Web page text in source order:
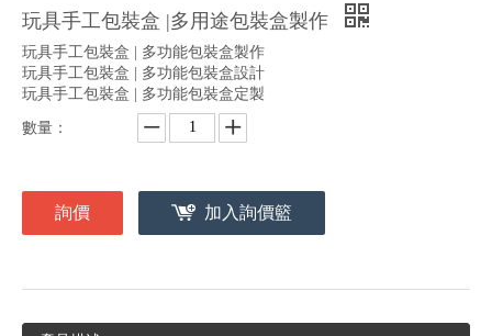
玩具手工包裝盒 |多用途包裝盒製作
玩具手工包裝盒 | 多功能包裝盒製作
玩具手工包裝盒 | 多功能包裝盒設計
玩具手工包裝盒 | 多功能包裝盒定製
數量：
詢價 加入詢價籃